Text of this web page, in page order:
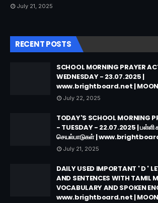
July 21, 2025
RECENT POSTS
SCHOOL MORNING PRAYER
WEDNESDAY - 23.07.2025 |
www.brightboard.net | MOON
July 22, 2025
TODAY'S SCHOOL MORNING
- TUESDAY - 22.07.2025 | பள்ளி
செயல்பாடுகள் |
July 21, 2025
DAILY USED IMPORTANT ' D '
AND SENTENCES WITH TAMIL
VOCABULARY AND SPOKEN
www.brightboard.net | MOON